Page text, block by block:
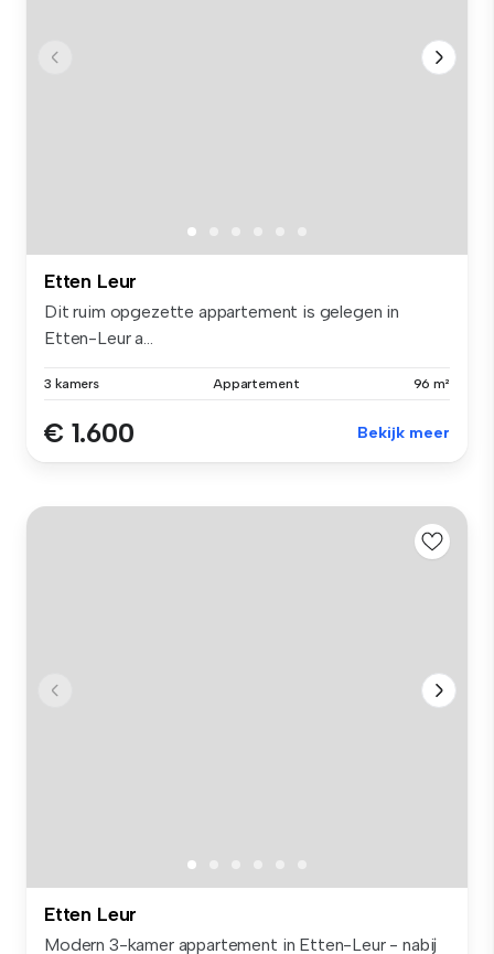
Etten Leur
Dit ruim opgezette appartement is gelegen in
Etten-Leur a...
3 kamers Appartement 96 m²
€ 1.600 Bekijk meer
Etten Leur
Modern 3-kamer appartement in Etten-Leur - nabij